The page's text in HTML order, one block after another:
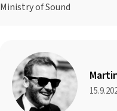
Ministry of Sound